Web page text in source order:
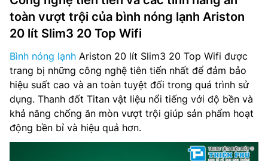
toàn vượt trội của bình nóng lạnh Ariston
20 lít Slim3 20 Top Wifi
Bình nóng lạnh Ariston 20 lít Slim3 20 Top Wifi được
trang bị những công nghệ tiên tiến nhất để đảm bảo
hiệu suất cao và an toàn tuyệt đối trong quá trình sử
dụng. Thanh đốt Titan vật liệu nổi tiếng với độ bền và
khả năng chống ăn mòn vượt trội giúp sản phẩm hoạt
động bền bỉ và hiệu quả hơn.